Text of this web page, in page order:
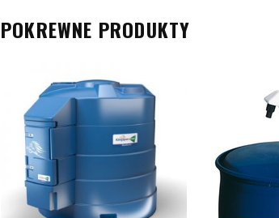
POKREWNE PRODUKTY